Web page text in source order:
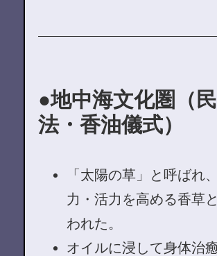
地中海文化圏（
法・香油儀式）
「太陽の草」と呼ばれ
力・活力を高める香草
われた。
オイルに浸して身体治